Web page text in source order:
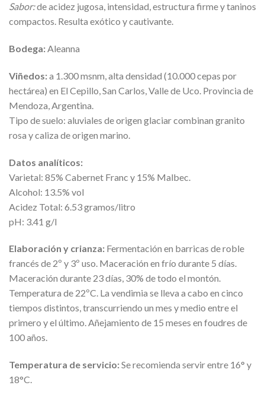
Sabor:de acidez jugosa, intensidad, estructura firme y taninos
compactos. Resulta exótico y cautivante.
Bodega:Aleanna
Viñedos:a 1.300 msnm, alta densidad (10.000 cepas por
hectárea) en El Cepillo, San Carlos, Valle de Uco. Provincia de
Mendoza, Argentina.
Tipo de suelo: aluviales de origen glaciar combinan granito
rosa y caliza de origen marino.
Datos analíticos:
Varietal: 85% Cabernet Franc y 15% Malbec.
Alcohol: 13.5% vol
Acidez Total: 6.53 gramos/litro
pH: 3.41 g/l
Elaboración y crianza: Fermentación en barricas de roble
francés de 2º y 3º uso. Maceración en frío durante 5 días.
Maceración durante 23 días, 30% de todo el montón.
Temperatura de 22ºC. La vendimia se lleva a cabo en cinco
tiempos distintos, transcurriendo un mes y medio entre el
primero y el último. Añejamiento de 15 meses en foudres de
100 años.
Temperatura de servicio:Se recomienda servir entre 16° y
18°C.